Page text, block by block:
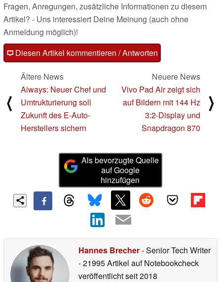
Fragen, Anregungen, zusätzliche Informationen zu diesem
Artikel? - Uns interessiert Deine Meinung (auch ohne
Anmeldung möglich)!
Diesen Artikel kommentieren / Antworten
⟨
Ältere News
Aiways: Neuer Chef und
Umtrukturierung soll
Zukunft des E-Auto-
Herstellers sichern
Neuere News
Vivo Pad Air zeigt sich
auf Bildern mit 144 Hz
3:2-Display und
Snapdragon 870
⟩
Als bevorzugte Quelle
auf Google
hinzufügen
Hannes Brecher- Senior Tech Writer
- 21995 Artikel auf Notebookcheck
veröffentlichtseit 2018